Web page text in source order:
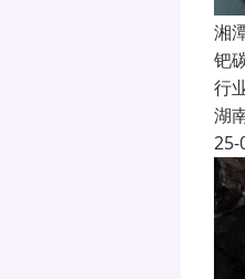
湘
钯
行
湖
25-